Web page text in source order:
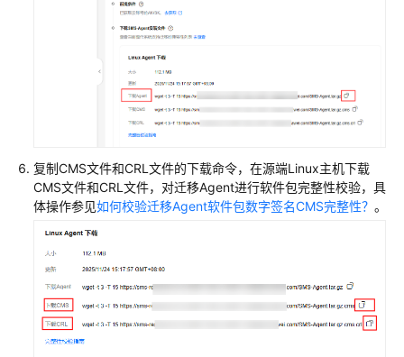
主
机
迁
移
任
务
物
理
复制CMS文件和CRL文件的下载命令，在源端Linux主机下载
CMS文件和CRL文件，对迁移Agent进行软件包完整性校验，具
体操作参见如何校验迁移Agent软件包数字签名CMS完整性？ 。